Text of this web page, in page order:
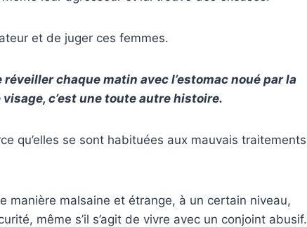
et de juger ces femmes.
chaque matin avec l’estomac noué par la
c’est une toute autre histoire.
qu’elles se sont habituées aux mauvais traitements
manière malsaine et étrange, à un certain niveau,
même s’il s’agit de vivre avec un conjoint abusif.